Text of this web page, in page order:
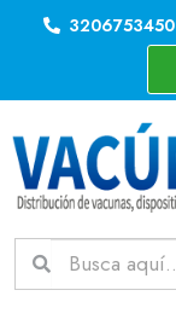
3206753450